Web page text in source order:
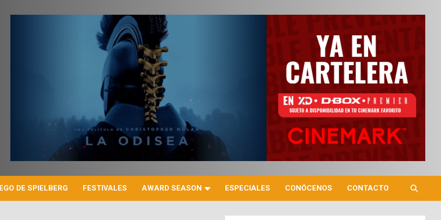
DE SPIELBERG FESTIVALES AWARD SEASON ESPECIALES CONÓCENOS CONTACTO